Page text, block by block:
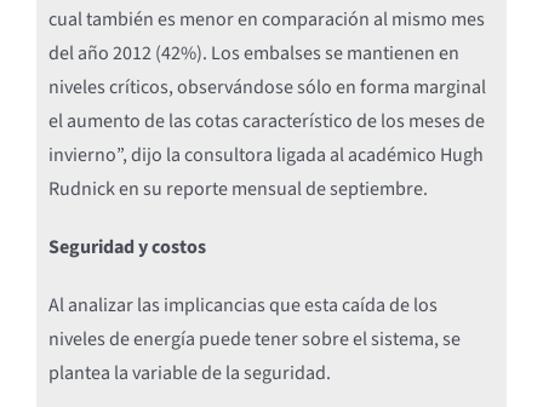
cual también es menor en comparación al mismo mes
del año 2012 (42%). Los embalses se mantienen en
niveles críticos, observándose sólo en forma marginal
el aumento de las cotas característico de los meses de
invierno”, dijo la consultora ligada al académico Hugh
Rudnick en su reporte mensual de septiembre.
Seguridad y costos
Al analizar las implicancias que esta caída de los
niveles de energía puede tener sobre el sistema, se
plantea la variable de la seguridad.